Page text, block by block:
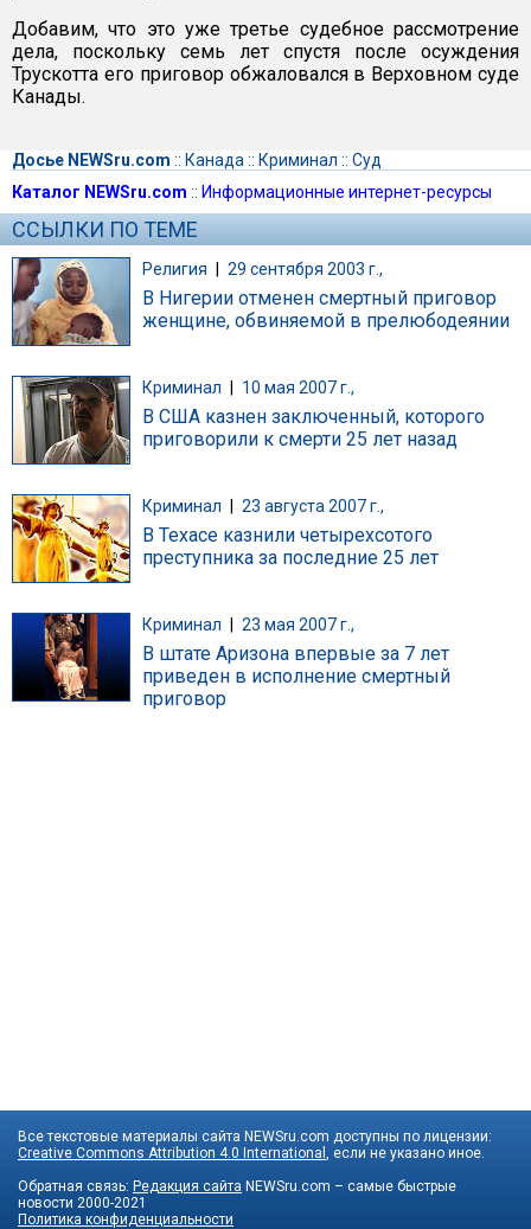
Добавим, что это уже третье судебное рассмотрение
дела, поскольку семь лет спустя после осуждения
Трускотта его приговор обжаловался в Верховном суде
Канады.
Досье NEWSru.com :: Канада :: Криминал :: Суд
Каталог NEWSru.com :: Информационные интернет-ресурсы
ССЫЛКИ ПО ТЕМЕ
Религия | 29 сентября 2003 г.,
В Нигерии отменен смертный приговор
женщине, обвиняемой в прелюбодеянии
Криминал 10 мая 2007 г.,
В США казнен заключенный, которого
приговорили к смерти 25 лет назад
Криминал 23 августа 2007 г.,
В Техасе казнили четырехсотого
преступника за последние 25 лет
Криминал 23 мая 2007 г.,
В штате Аризона впервые за 7 лет
приведен в исполнение смертный
приговор
Все текстовые материалы сайта NEWSru.com доступны по лицензии:
Creative Commons Attribution 4.0 International
, если не указано иное.
Обратная связь: Редакция сайта NEWSru.com – самые быстрые
новости 2000-2021
Политика конфиденциальности